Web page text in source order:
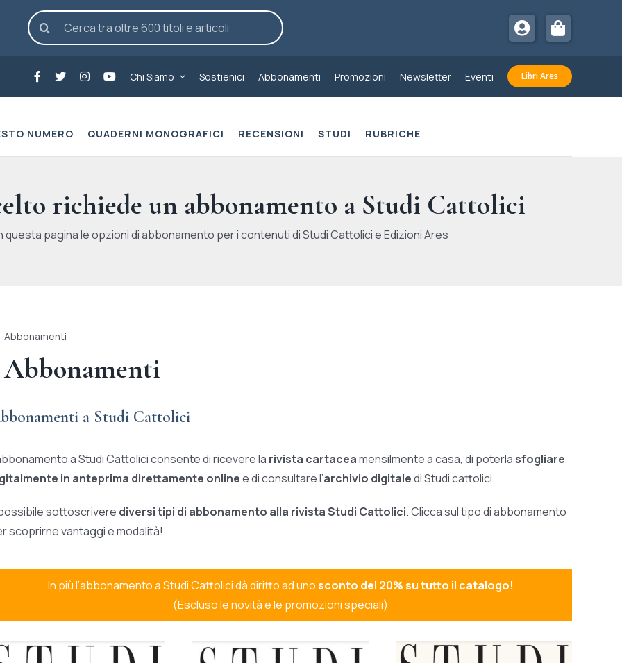
Cerca
per:
Chi Siamo Sostienici Abbonamenti Promozioni Newsletter Eventi Libri Ares
NUMERO QUADERNI MONOGRAFICI RECENSIONI STUDI RUBRICHE
richiede un abbonamento a Studi Cattolici
questa pagina le opzioni di abbonamento per i contenuti di Studi Cattolici e Edizioni Ares
Abbonamenti
Abbonamenti
a Studi Cattolici
a Studi Cattolici consente di ricevere la rivista cartaceamensilmente a casa, di poterla sfogliare
in anteprima direttamente onlinee di consultare l’archivio digitaledi Studi cattolici.
sottoscrivere diversi tipi di abbonamento alla rivista Studi Cattolici. Clicca sul tipo di abbonamento
scoprirne vantaggi e modalità!
In più l’abbonamento a Studi Cattolici dà diritto ad unosconto del 20% su tutto il catalogo!
(Escluso le novità e le promozioni speciali)